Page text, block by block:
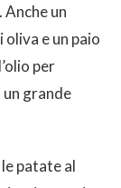
un
e un paio
per
grande
patate al